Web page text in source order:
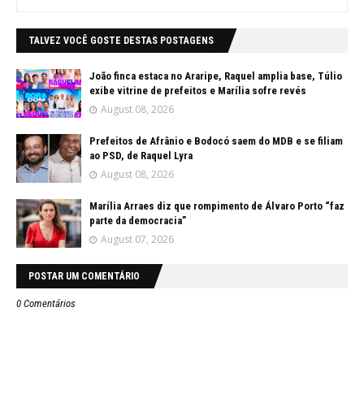
TALVEZ VOCÊ GOSTE DESTAS POSTAGENS
João finca estaca no Araripe, Raquel amplia base, Túlio
exibe vitrine de prefeitos e Marília sofre revés
August 08, 2026
Prefeitos de Afrânio e Bodocó saem do MDB e se filiam
ao PSD, de Raquel Lyra
August 08, 2026
Marília Arraes diz que rompimento de Álvaro Porto “faz
parte da democracia”
August 07, 2026
POSTAR UM COMENTÁRIO
0 Comentários